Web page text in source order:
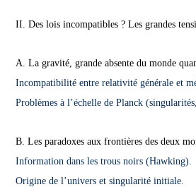
II. Des lois incompatibles ? Les grandes
A. La gravité, grande absente du monde
Incompatibilité entre relativité générale et
Problèmes à l’échelle de Planck
B. Les paradoxes aux frontières des deux
Information dans les trous noirs (Hawking).
Origine de l’univers et singularité initiale.